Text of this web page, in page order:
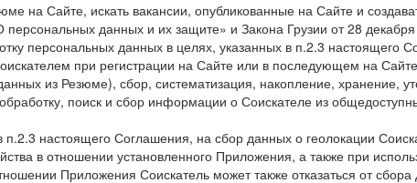
на Сайте, искать вакансии, опубликованные на Сайте и
данных и их защите» и Закона Грузии от 28
персональных данных в целях, указанных в п.2.3 настоящего
при регистрации на Сайте или в последующем на
из Резюме), сбор, систематизация, накопление, хранение,
поиск и сбор информации о Соискателе из
настоящего Соглашения, на сбор данных о геолокации
в отношении установленного Приложения, а также при
Приложения Соискатель может также отказаться от